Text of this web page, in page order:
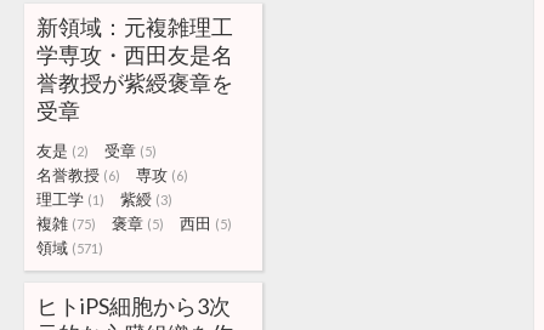
新領域：元複雑理工
学専攻・西田友是名
誉教授が紫綬褒章を
受章
友是 (2) 受章 (5)
名誉教授 (6) 専攻 (6)
理工学 (1) 紫綬 (3)
複雑 (75) 褒章 (5) 西田 (5)
領域 (571)
ヒトiPS細胞から3次